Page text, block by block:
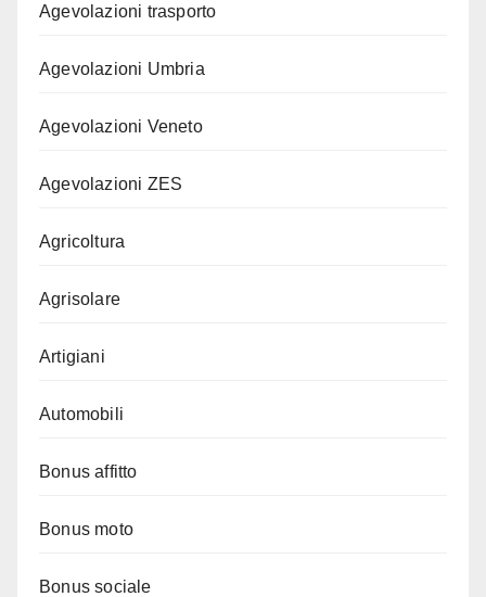
Agevolazioni trasporto
Agevolazioni Umbria
Agevolazioni Veneto
Agevolazioni ZES
Agricoltura
Agrisolare
Artigiani
Automobili
Bonus affitto
Bonus moto
Bonus sociale